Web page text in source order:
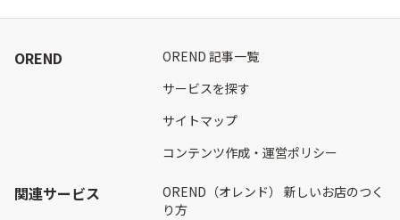
OREND
OREND 記事一覧
サービスを探す
サイトマップ
コンテンツ作成・運営ポリシー
関連サービス
OREND（オレンド） 新しいお店のつく
り方